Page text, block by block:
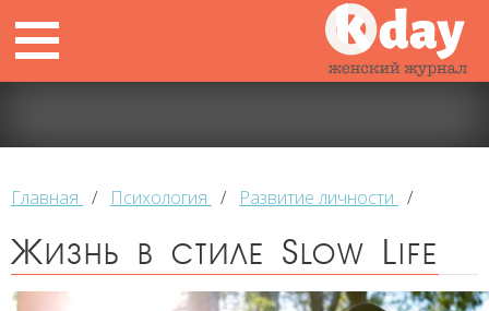
Главная / Психология / Развитие личности /
Жизнь в стиле Slow Life